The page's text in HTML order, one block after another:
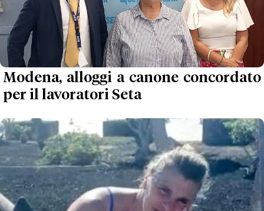
Modena, alloggi a canone concordato
per il lavoratori Seta